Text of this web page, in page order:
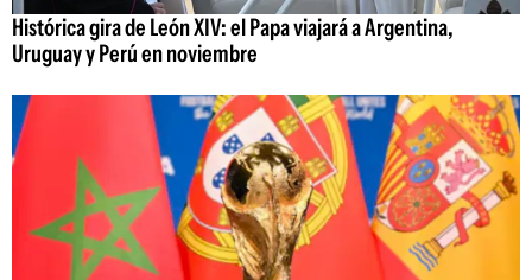
Histórica gira de León XIV: el Papa viajará a Argentina,
Uruguay y Perú en noviembre